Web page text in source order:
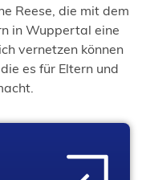
Reese, die mit dem
in Wuppertal eine
vernetzen können
es für Eltern und